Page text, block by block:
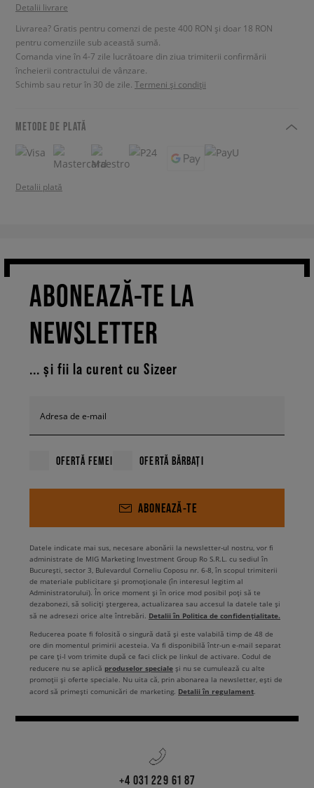
Detalii livrare
Livrarea? Gratis pentru comenzi de peste 400 RON și doar 18 RON
pentru comenziile sub această sumă.
Comanda vine în 4-7 zile lucrătoare din ziua trimiterii confirmării
încheierii contractului de vânzare.
Schimb sau retur în 30 de zile. Termeni și condiții
METODE DE PLATĂ
Detalii plată
ABONEAZĂ-TE LA
NEWSLETTER
... și fii la curent cu Sizeer
Adresa de e-mail
OFERTĂ FEMEI OFERTĂ BĂRBAȚI
ABONEAZĂ-TE
Datele indicate mai sus, necesare abonării la newsletter-ul nostru, vor fi
administrate de MIG Marketing Investment Group Ro S.R.L. cu sediul în
București, sector 3, Bulevardul Corneliu Coposu nr. 6-8, în scopul trimiterii
de materiale publicitare și promoționale (în interesul legitim al
Administratorului). În orice moment și în orice mod posibil poți să te
dezabonezi, să soliciți ștergerea, actualizarea sau accesul la datele tale și
să ne adresezi orice alte întrebări. Detalii în Politica de confidențialitate.
Reducerea poate fi folosită o singură dată și este valabilă timp de 48 de
ore din momentul primirii acesteia. Va fi disponibilă într-un e-mail separat
pe care ți-l vom trimite după ce faci click pe linkul de activare. Codul de
reducere nu se aplică produselor speciale și nu se cumulează cu alte
promoții și oferte speciale. Nu uita că, prin abonarea la newsletter, ești de
acord să primești comunicări de marketing. Detalii în regulament.
+4 031 229 61 87